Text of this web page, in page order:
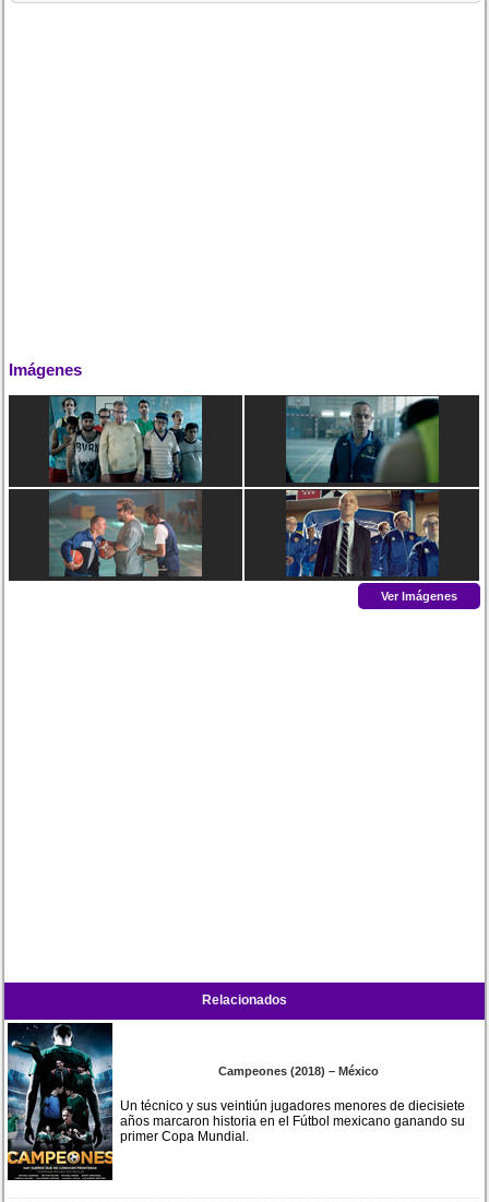
Imágenes
Ver Imágenes
Relacionados
Campeones (2018) – México
Un técnico y sus veintiún jugadores menores de diecisiete
años marcaron historia en el Fútbol mexicano ganando su
primer Copa Mundial.